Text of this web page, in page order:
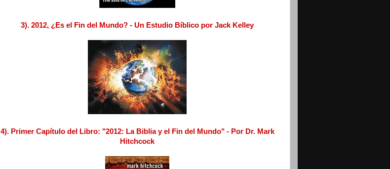
3). 2012, ¿Es el Fin del Mundo? - Un Estudio Bíblico por Jack Kelley
4). Primer Capítulo del Libro: "2012: La Biblia y el Fin del Mundo" - Por Dr. Mark
Hitchcock